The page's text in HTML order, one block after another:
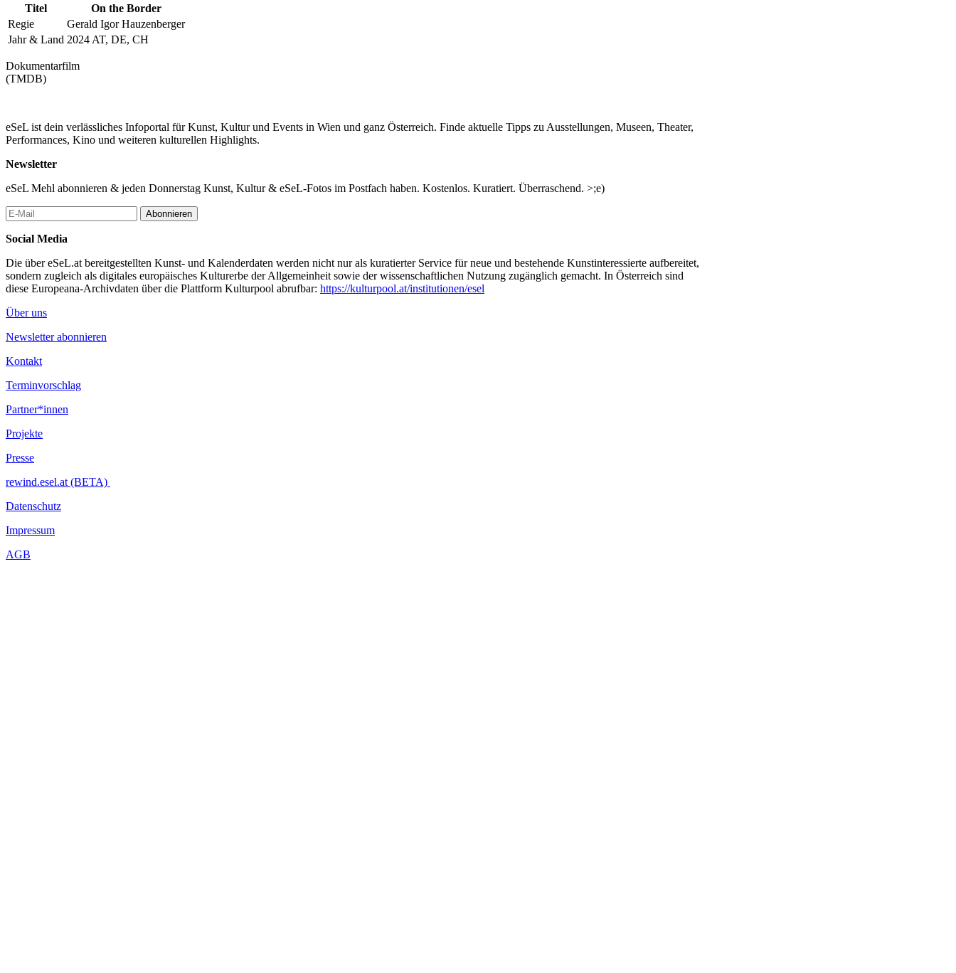
Titel
On the Border
Regie
Gerald Igor Hauzenberger
Jahr & Land 2024 AT, DE, CH
Dokumentarfilm
(TMDB)
eSeL ist dein verlässliches Infoportal für Kunst, Kultur und Events in Wien und ganz Österreich. Finde aktuelle Tipps zu Ausstellungen, Museen, Theater,
Performances, Kino und weiteren kulturellen Highlights.
Newsletter
eSeL Mehl abonnieren & jeden Donnerstag Kunst, Kultur & eSeL-Fotos im Postfach haben. Kostenlos. Kuratiert. Überraschend. >;e)
Abonnieren
Social Media
Die über eSeL.at bereitgestellten Kunst- und Kalenderdaten werden nicht nur als kuratierter Service für neue und bestehende Kunstinteressierte aufbereitet,
sondern zugleich als digitales europäisches Kulturerbe der Allgemeinheit sowie der wissenschaftlichen Nutzung zugänglich gemacht. In Österreich sind
diese Europeana-Archivdaten über die Plattform Kulturpool abrufbar: https://kulturpool.at/institutionen/esel
Über uns
Newsletter abonnieren
Kontakt
Terminvorschlag
Partner*innen
Projekte
Presse
rewind.esel.at (BETA)
Datenschutz
Impressum
AGB